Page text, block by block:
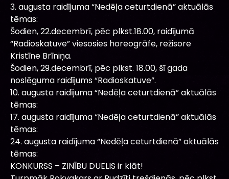
3. augusta raidījuma “Nedēļa ceturtdienā” aktuālās
tēmas:
Šodien, 22.decembrī, pēc plkst.18.00, raidījumā
“Radioskatuve” viesosies horeogrāfe, režisore
Kristīne Brīniņa.
Šodien, 29.decembrī, pēc plkst. 18.00, šī gada
noslēguma raidījums “Radioskatuve”.
10. augusta raidījuma “Nedēļa ceturtdienā” aktuālās
tēmas:
17. augusta raidījuma “Nedēļa ceturtdienā” aktuālās
tēmas:
24. augusta raidījuma “Nedēļa ceturtdienā” aktuālās
tēmas:
KONKURSS – ZINĪBU DUELIS ir klāt!